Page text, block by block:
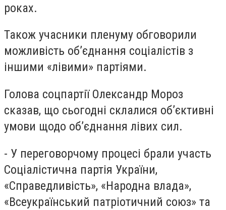
роках.
Також учасники пленуму обговорили
можливість об’єднання соціалістів з
іншими «лівими» партіями.
Голова соцпартії Олександр Мороз
сказав, що сьогодні склалися об’єктивні
умови щодо об’єднання лівих сил.
- У переговорчому процесі брали участь
Соціалістична партія України,
«Справедливість», «Народна влада»,
«Всеукраїнський патріотичний союз» та